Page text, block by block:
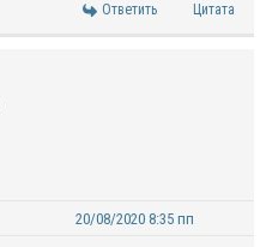
Ответить Цитата
20/08/2020 8:35 пп